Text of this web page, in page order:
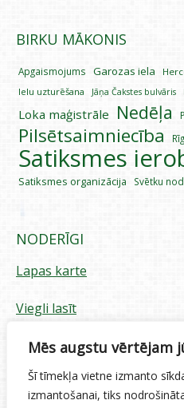
Mēs augstu vērtējam
Šī tīmekļa vietne izmanto
izmantošanai, tiks
BIRKU MĀKONIS
Apgaismojums Garozas iela
Ielu uzturēšana
Jāņa Čakstes bulvāris
Loka maģistrāle Nedēļa
Pilsētsaimniecība
Satiksmes
Satiksmes organizācija Svētku
NODERĪGI
Lapas karte
Viegli lasīt
Piekļūstamības paziņojums
Sīkdatņu izmantošana